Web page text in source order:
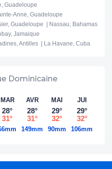
Guadeloupe
Anne, Guadeloupe
Guadeloupe
Nassau, Bahamas
Jamaique
Antilles La Havane, Cuba
Dominicaine
MAR
28°
31°
AVR
28°
31°
149mm
MAI
29°
32°
90mm
JUI
29°
32°
106mm